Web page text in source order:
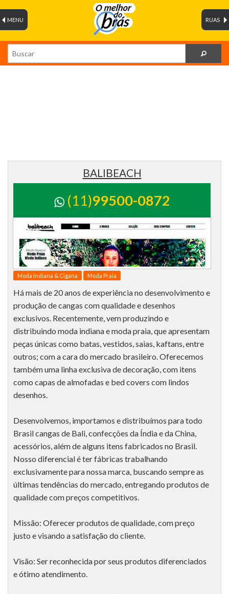
RUAS
MENU
BALIBEACH
(11)99500-0872
Moda Indiana & Cigana Moda Praia
Há mais de 20 anos de experiência no desenvolvimento e
produção de cangas com qualidade e desenhos
exclusivos. Recentemente, vem produzindo e
distribuindo moda indiana e moda praia, que apresentam
peças únicas como batas, vestidos, saias, kaftans, entre
outros; com a cara do mercado brasileiro. Oferecemos
também uma linha exclusiva de decoração, com itens
como capas de almofadas e bed covers com lindos
desenhos.
Desenvolvemos, importamos e distribuímos para todo
Brasil cangas de Bali, confecções da Índia e da China,
acessórios, além de alguns itens fabricados no Brasil.
Nosso diferencial é ter fábricas trabalhando
exclusivamente para nossa marca, buscando sempre as
últimas tendências do mercado, entregando produtos de
qualidade com preços competitivos.
Missão: Oferecer produtos de qualidade, com preço
justo e visando a satisfação do cliente.
Visão: Ser reconhecida por seus produtos diferenciados
e ótimo atendimento.